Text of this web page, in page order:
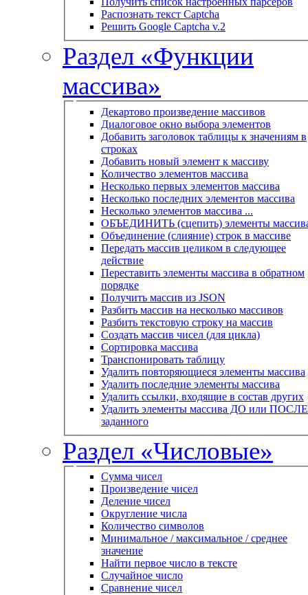
Распознать текст Captcha
Решить Google Captcha v.2
Раздел «Функции
массива»
Декартово произведение массивов
Диалоговое окно выбора элементов
Добавить заголовок таблицы к значениям в
строках
Добавить новый элемент к массиву
Количество элементов массива
Несколько первых элементов массива
Несколько последних элементов массива
Несколько элементов массива ...
ОБЪЕДИНИТЬ (сцепить) элементы
Объединение (слияние) строк в массиве
Передать массив целиком в следующее
действие
Переставить элементы массива в обратном
порядке
Получить массив из JSON
Разбить массив на несколько массивов
Разбить текстовую строку на массив
Создать массив чисел (для цикла)
Сортировка массива
Транспонировать таблицу
Удалить повторяющиеся элементы массива
Удалить последние элементы массива
Удалить ссылки, входящие в состав других
Удалить элементы массива ДО или ПОСЛЕ
заданного
Раздел «Числовые»
Сумма чисел
Произведение чисел
Деление чисел
Округление числа
Количество символов
Минимальное / максимальное / среднее
значение
Найти первое число в тексте
Случайное число
Сравнение чисел